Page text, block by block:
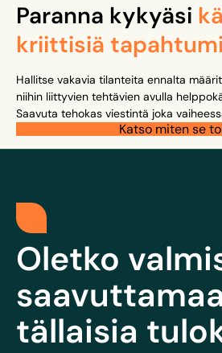
Paranna kykyäsi
kriittisiä
Hallitse vakavia tilanteita ennalta
niihin liittyvien tehtävien avulla
Saavuta tehokas viestintä joka
Katso miten se
Oletko
tällaisia